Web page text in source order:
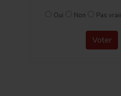
Oui Non Pas
Voter